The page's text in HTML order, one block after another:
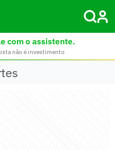
com o assistente.
não é investimento